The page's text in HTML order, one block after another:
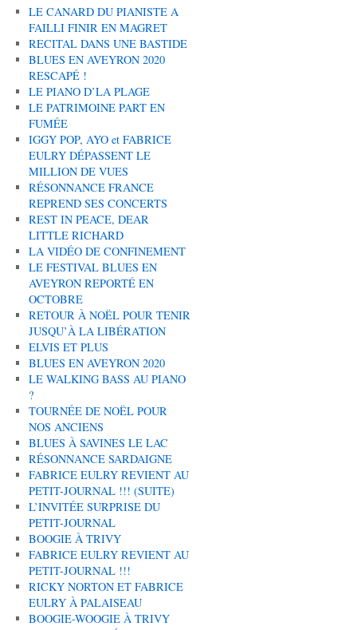
LE CANARD DU PIANISTE A
FAILLI FINIR EN MAGRET
RECITAL DANS UNE BASTIDE
BLUES EN AVEYRON 2020
RESCAPÉ !
LE PIANO D’LA PLAGE
LE PATRIMOINE PART EN
FUMÉE
IGGY POP, AYO et FABRICE
EULRY DÉPASSENT LE
MILLION DE VUES
RÉSONNANCE FRANCE
REPREND SES CONCERTS
REST IN PEACE, DEAR
LITTLE RICHARD
LA VIDÉO DE CONFINEMENT
LE FESTIVAL BLUES EN
AVEYRON REPORTÉ EN
OCTOBRE
RETOUR À NOËL POUR TENIR
JUSQU’À LA LIBÉRATION
ELVIS ET PLUS
BLUES EN AVEYRON 2020
LE WALKING BASS AU PIANO
?
TOURNÉE DE NOËL POUR
NOS ANCIENS
BLUES À SAVINES LE LAC
RÉSONNANCE SARDAIGNE
FABRICE EULRY REVIENT AU
PETIT-JOURNAL !!! (SUITE)
L’INVITÉE SURPRISE DU
PETIT-JOURNAL
BOOGIE À TRIVY
FABRICE EULRY REVIENT AU
PETIT-JOURNAL !!!
RICKY NORTON ET FABRICE
EULRY À PALAISEAU
BOOGIE-WOOGIE À TRIVY